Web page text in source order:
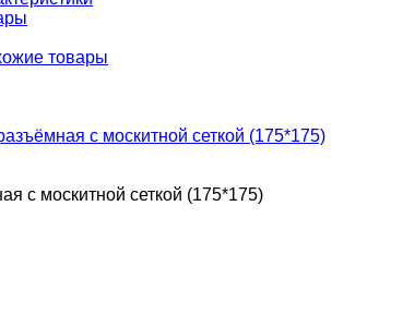
с москитной сеткой (175*175)